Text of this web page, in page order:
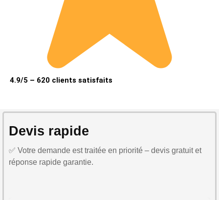
4.9/5 – 620 clients satisfaits
Devis rapide
✅ Votre demande est traitée en priorité – devis gratuit et
réponse rapide garantie.